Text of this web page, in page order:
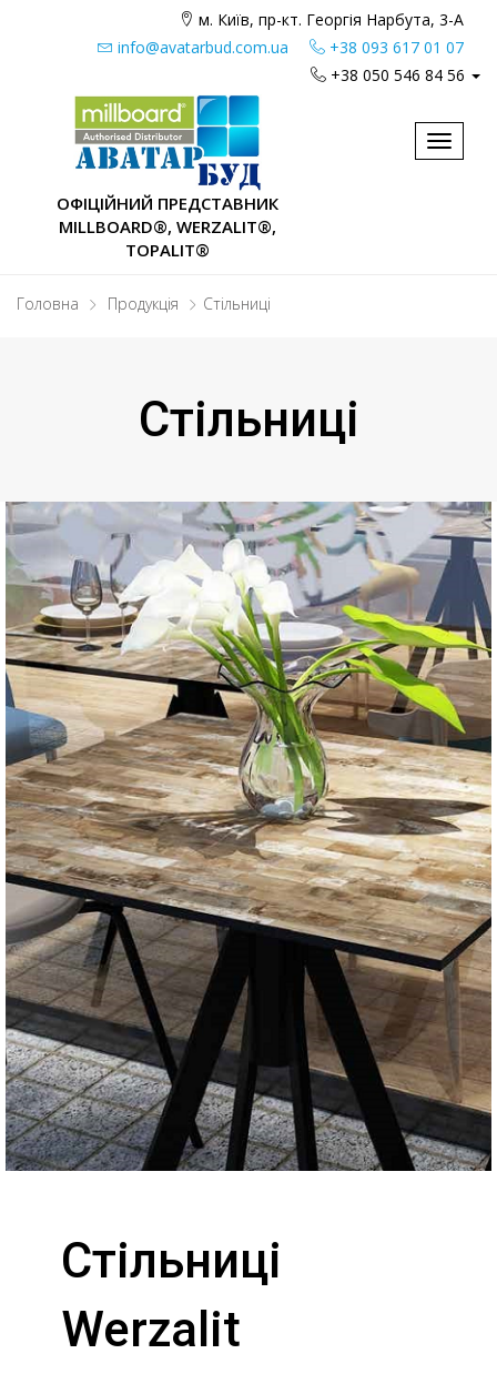
м. Київ, пр-кт. Георгія Нарбута, 3-А
info@avatarbud.com.ua
+38 093 617 01 07
+38 050 546 84 56
ОФІЦІЙНИЙ ПРЕДСТАВНИК
MILLBOARD®, WERZALIT®,
TOPALIT®
Toggle
Головна Продукція Стільниці
Стільниці
Стільниці
Werzalit